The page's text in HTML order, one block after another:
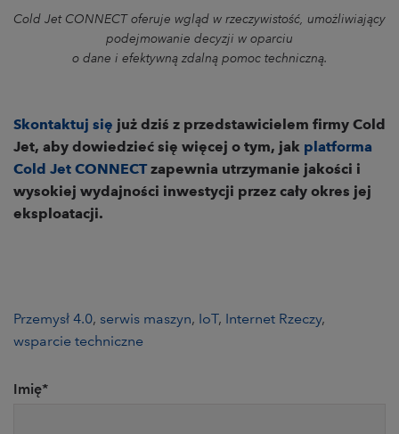
Cold Jet CONNECT oferuje wgląd w rzeczywistość, umożliwiający
podejmowanie decyzji w oparciu
o dane i efektywną zdalną pomoc techniczną.
Skontaktuj się już dziś z przedstawicielem firmy Cold
Jet, aby dowiedzieć się więcej o tym, jak platforma
Cold Jet CONNECTzapewnia utrzymanie jakości i
wysokiej wydajności inwestycji przez cały okres jej
eksploatacji.
Przemysł 4.0, serwis maszyn, IoT, Internet Rzeczy,
wsparcie techniczne
Imię*